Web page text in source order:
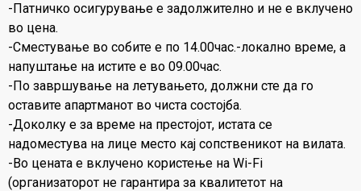
-Патничко осигурување е задолжително и не е вклучено
во цена.
-Сместување во собите е по 14.00час.-локално време, а
напуштање на истите е во 09.00час.
-По завршување на летувањето, должни сте да го
оставите апартманот во чиста состојба.
-Доколку е за време на престојот, истата се
надоместува на лице место кај сопственикот на вилата.
-Во цената е вклучено користење на Wi-Fi
(организаторот не гарантира за квалитетот на